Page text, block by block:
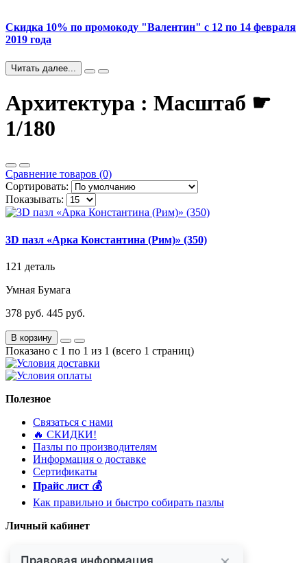
Скидка 10% по промокоду "Валентин" с 12 по 14 февраля
2019 года
Читать далее...
Архитектура : Масштаб ☛
1/180
Сравнение товаров (0)
Сортировать:
Показывать:
3D пазл «Арка Константина (Рим)» (350)
121 деталь
Умная Бумага
378 руб. 445 руб.
В корзину
Показано с 1 по 1 из 1 (всего 1 страниц)
Полезное
Связаться с нами
🔥 ️СКИДКИ!
Пазлы по производителям
Информация о доставке
Сертификаты
Прайс лист 💰
Как правильно и быстро собирать пазлы
Личный кабинет